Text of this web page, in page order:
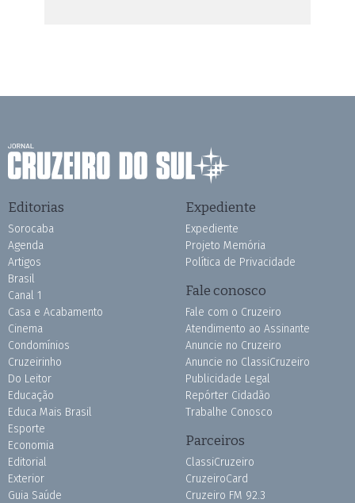
Editorias
Sorocaba
Agenda
Artigos
Brasil
Canal 1
Casa e Acabamento
Cinema
Condomínios
Cruzeirinho
Do Leitor
Educação
Educa Mais Brasil
Esporte
Economia
Editorial
Exterior
Guia Saúde
Expediente
Expediente
Projeto Memória
Política de Privacidade
Fale conosco
Fale com o Cruzeiro
Atendimento ao Assinante
Anuncie no Cruzeiro
Anuncie no ClassiCruzeiro
Publicidade Legal
Repórter Cidadão
Trabalhe Conosco
Parceiros
ClassiCruzeiro
CruzeiroCard
Cruzeiro FM 92.3